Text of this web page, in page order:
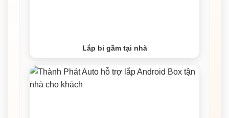
Lắp bi gầm tại nhà